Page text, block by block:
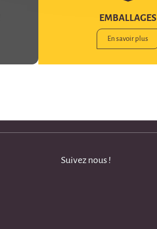
EMBALLAGES
En savoir plus
Suivez nous !